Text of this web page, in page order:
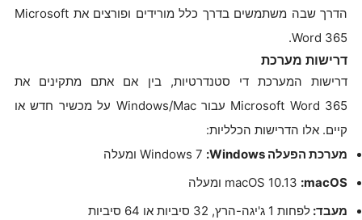
הדרך שבה משתמשים בדרך כלל מורידים ופורצים את Microsoft
Word 365.
דרישות מערכת
דרישות המערכת די סטנדרטיות, בין אם אתם מתקינים את
Microsoft Word 365 עבור Windows/Mac על מכשיר חדש או
קיים. אלו הדרישות הכלליות:
מערכת הפעלה Windows:
macOS:
מעבד: לפחות 1 ג'יגה-הרץ, 32 סיביות או 64 סיביות